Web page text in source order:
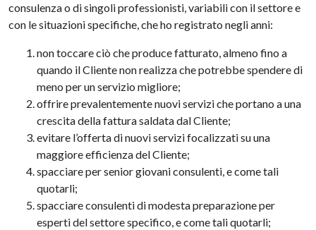
consulenza o di singoli professionisti, variabili con il settore e
con le situazioni specifiche, che ho registrato negli anni:
non toccare ciò che produce fatturato, almeno fino a
quando il Cliente non realizza che potrebbe spendere di
meno per un servizio migliore;
offrire prevalentemente nuovi servizi che portano a una
crescita della fattura saldata dal Cliente;
evitare l’offerta di nuovi servizi focalizzati su una
maggiore efficienza del Cliente;
spacciare per senior giovani consulenti, e come tali
quotarli;
spacciare consulenti di modesta preparazione per
esperti del settore specifico, e come tali quotarli;